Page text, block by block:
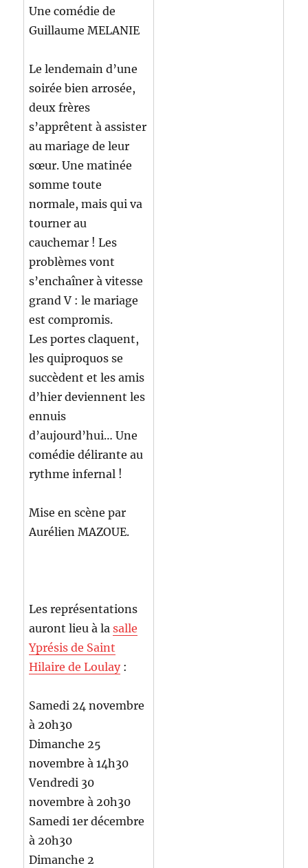
Une comédie de
Guillaume MELANIE
Le lendemain d’une
soirée bien arrosée,
deux frères
s’apprêtent à assister
au mariage de leur
sœur. Une matinée
somme toute
normale, mais qui va
tourner au
cauchemar ! Les
problèmes vont
s’enchaîner à vitesse
grand V : le mariage
est compromis.
Les portes claquent,
les quiproquos se
succèdent et les amis
d’hier deviennent les
ennuis
d’aujourd’hui… Une
comédie délirante au
rythme infernal !
Mise en scène par
Aurélien MAZOUE.
Les représentations
auront lieu à lasalle
Yprésis de Saint
Hilaire de Loulay:
Samedi 24 novembre
à 20h30
Dimanche 25
novembre à 14h30
Vendredi 30
novembre à 20h30
Samedi 1er décembre
à 20h30
Dimanche 2